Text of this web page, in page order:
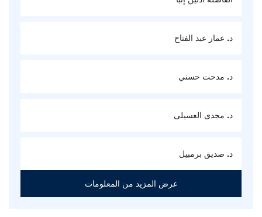
د. عمار عبد الفتاح
د. مدحت حسني
د. مجدى العسيلى
د. صديق برمبيل
عرض المزيد من المعلومات